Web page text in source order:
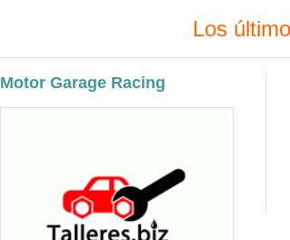
Los
Motor Garage Racing